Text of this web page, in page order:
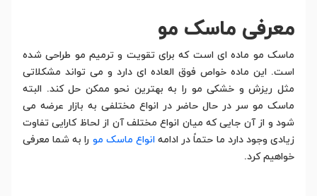
معرفی ماسک مو
ماسک مو ماده ای است که برای تقویت و ترمیم مو طراحی شده
است. این ماده خواص فوق العاده ای دارد و می تواند مشکلاتی
مثل ریزش و خشکی مو را به بهترین نحو ممکن حل کند. البته
ماسک مو سر در حال حاضر در انواع مختلفی به بازار عرضه می
شود و از آن جایی که میان انواع مختلف آن از لحاظ کارایی تفاوت
زیادی وجود دارد ما حتماً در ادامه انواع ماسک مو را به شما معرفی
خواهیم کرد.